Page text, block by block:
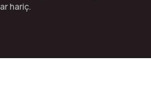
hariç.